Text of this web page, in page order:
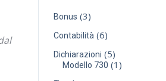
Bonus (3)
Contabilità (6)
Dichiarazioni (5)
Modello 730 (1)